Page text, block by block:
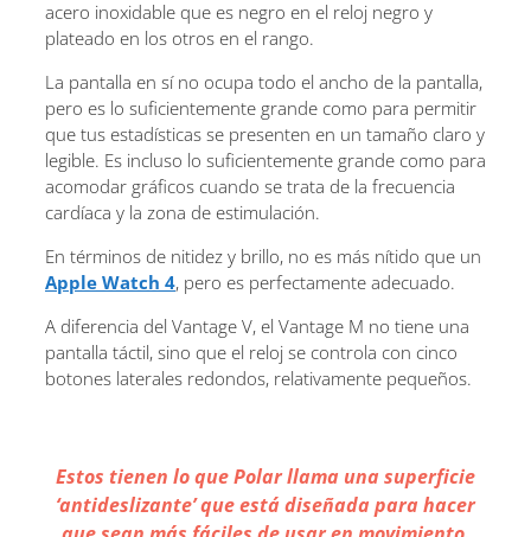
acero inoxidable que es negro en el reloj negro y
plateado en los otros en el rango.
La pantalla en sí no ocupa todo el ancho de la pantalla,
pero es lo suficientemente grande como para permitir
que tus estadísticas se presenten en un tamaño claro y
legible. Es incluso lo suficientemente grande como para
acomodar gráficos cuando se trata de la frecuencia
cardíaca y la zona de estimulación.
En términos de nitidez y brillo, no es más nítido que un
Apple Watch 4, pero es perfectamente adecuado.
A diferencia del Vantage V, el Vantage M no tiene una
pantalla táctil, sino que el reloj se controla con cinco
botones laterales redondos, relativamente pequeños.
Estos tienen lo que Polar llama una superficie
‘antideslizante’ que está diseñada para hacer